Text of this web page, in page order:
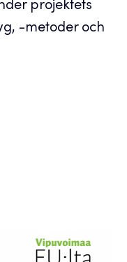
projektets
-metoder och